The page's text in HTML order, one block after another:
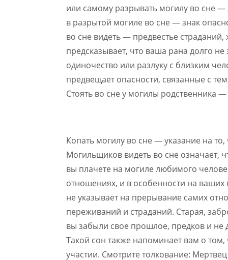
или самому разрывать могилу во сне —
в разрытой могиле во сне — знак
во сне видеть — предвестье
предсказывает, что ваша рана долго
одиночество или разлуку с близким
предвещает опасности, связанные с
Стоять во сне у могилы родственника
Копать могилу во сне — указание на
Могильщиков видеть во сне означает,
вы плачете на могиле любимого
отношениях, и в особенности на ваших
не указывает на прерывание самих
переживаний и страданий. Старая,
вы забыли свое прошлое, предков и
Такой сон также напоминает вам о
участии. Смотрите толкование: